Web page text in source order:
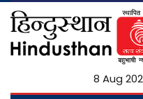
8 Aug